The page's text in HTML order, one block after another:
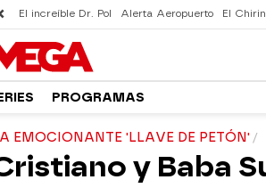
El increíble Dr. Pol Alerta Aeropuerto El
PROGRAMAS
EMOCIONANTE 'LLAVE DE PETÓN'
y Baba